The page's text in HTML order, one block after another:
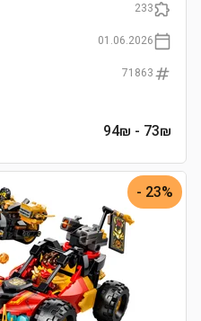
233
01.06.2026
71863
73₪
- 94₪
23% -